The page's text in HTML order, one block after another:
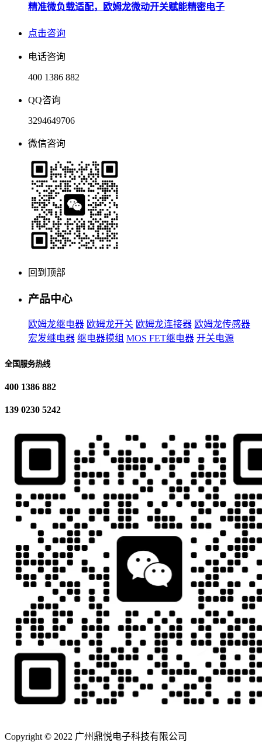
精准微负载适配，欧姆龙微动开关赋能精密电子
点击咨询
电话咨询
400 1386 882
QQ咨询
3294649706
微信咨询
回到顶部
产品中心
欧姆龙继电器 欧姆龙开关 欧姆龙连接器 欧姆龙传感器
宏发继电器 继电器模组 MOS FET继电器 开关电源
全国服务热线
400 1386 882
139 0230 5242
Copyright © 2022 广州鼎悦电子科技有限公司